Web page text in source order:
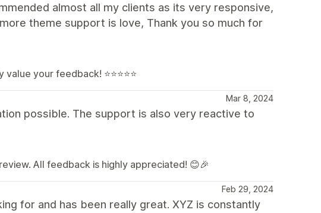
almost all my clients as its very responsive,
theme support is love, Thank you so much for
your feedback! ⭐️⭐️⭐️⭐️⭐️
Mar 8, 2024
possible. The support is also very reactive to
All feedback is highly appreciated! 😊🎉
Feb 29, 2024
for and has been really great. XYZ is constantly